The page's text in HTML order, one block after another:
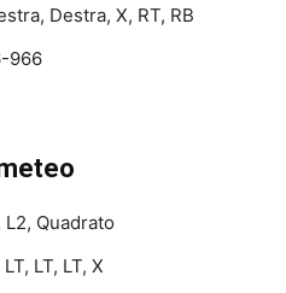
Destra, X, RT, RB
966
L2, Quadrato
LT, LT, X